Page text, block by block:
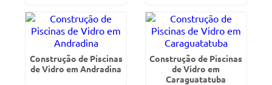
Construção de Piscinas
de Vidro em Andradina
Construção de Piscinas
de Vidro em
Caraguatatuba